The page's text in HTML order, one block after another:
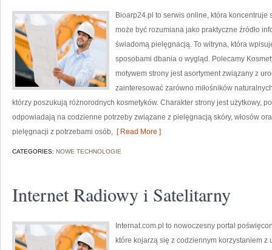
Bioarp24.pl to serwis online, która koncentruje
może być rozumiana jako praktyczne źródło
świadomą pielęgnacją. To witryna, która
sposobami dbania o wygląd. Polecamy
motywem strony jest asortyment związany z
zainteresować zarówno miłośników
którzy poszukują różnorodnych kosmetyków. Charakter strony jest użytkowy,
odpowiadają na codzienne potrzeby związane z pielęgnacją skóry, włosów
pielęgnacji z potrzebami osób, [ Read More ]
CATEGORIES: NOWE TECHNOLOGIE
Internet Radiowy i Satelitarny
Internat.com.pl to nowoczesny portal
które kojarzą się z codziennym korzystaniem